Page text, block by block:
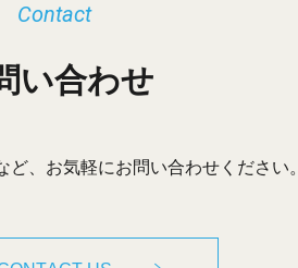
い合わせ
Contact
ど、お気軽にお問い合わせください